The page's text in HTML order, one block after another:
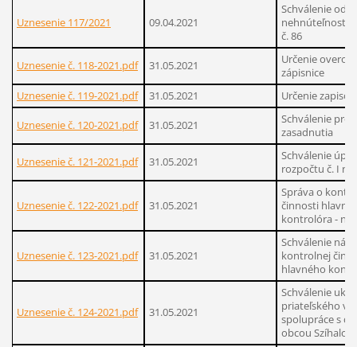
Uznesenie 117/2021 09.04.2021
Schválenie
nehnúteľnosti
č. 86
Uznesenie č. 118-2021.pdf 31.05.2021
Určenie
zápisnice
Uznesenie č. 119-2021.pdf
31.05.2021 Určenie
Uznesenie č. 120-2021.pdf 31.05.2021
Schválenie
zasadnutia
Uznesenie č. 121-2021.pdf 31.05.2021
Schválenie
rozpočtu č. I na
Uznesenie č. 122-2021.pdf 31.05.2021
Správa o
činnosti
kontrolóra - na
Uznesenie č. 123-2021.pdf 31.05.2021
Schválenie
kontrolnej
hlavného
Uznesenie č. 124-2021.pdf 31.05.2021
Schválenie
priateľského
spolupráce s
obcou Szíhalom